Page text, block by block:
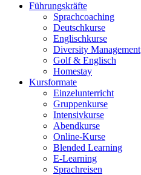
Führungskräfte
Sprachcoaching
Deutschkurse
Englischkurse
Diversity Management
Golf & Englisch
Homestay
Kursformate
Einzelunterricht
Gruppenkurse
Intensivkurse
Abendkurse
Online-Kurse
Blended Learning
E-Learning
Sprachreisen